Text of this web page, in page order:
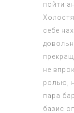
пойти
себе
не
ролью,
пара
базис